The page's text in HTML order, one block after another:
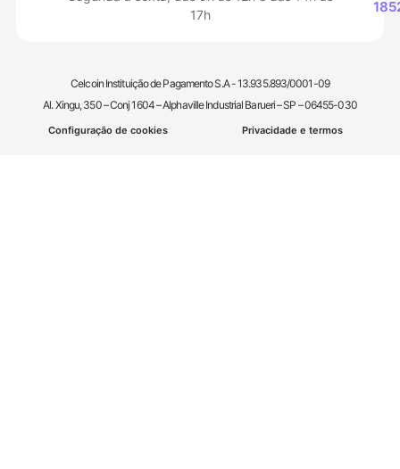
17h
Celcoin Instituição de Pagamento S.A - 13.935.893/0001-09
Al. Xingu, 350 – Conj 1604 – Alphaville Industrial Barueri – SP – 06455-030
Configuração de cookies Privacidade e termos